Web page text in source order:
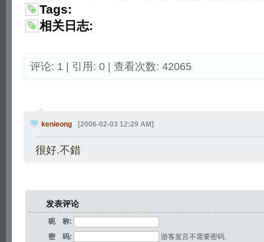
Tags:
相关日志:
评论: 1 | 引用: 0 | 查看次数: 42065
kenieong [2006-02-03 12:29 AM]
很好.不錯
发表评论
昵 称:
密 码:
游客发言不需要密码.